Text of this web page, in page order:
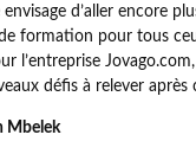
envisage d’aller encore
formation pour tous
l’entreprise
défis à relever
Mbelek